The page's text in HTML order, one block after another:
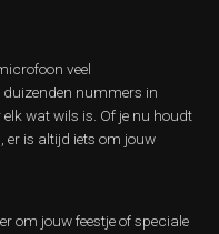
veel
duizenden nummers in
wat wils is. Of je nu houdt
er is altijd iets om jouw
om jouw feestje of speciale